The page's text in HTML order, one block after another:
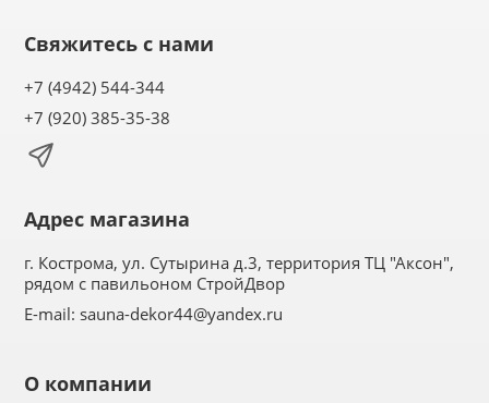
Свяжитесь с нами
+7 (4942) 544-344
+7 (920) 385-35-38
Адрес магазина
г. Кострома, ул. Сутырина д.3, территория ТЦ "Аксон",
рядом с павильоном СтройДвор
E-mail:sauna-dekor44@yandex.ru
О компании